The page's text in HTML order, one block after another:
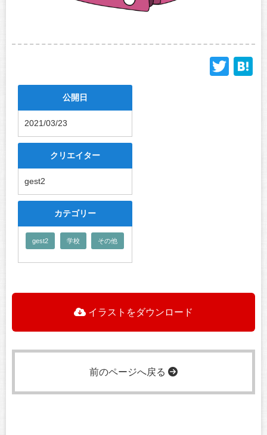
公開日
2021/03/23
クリエイター
gest2
カテゴリー
gest2 学校 その他
イラストをダウンロード
前のページへ戻る